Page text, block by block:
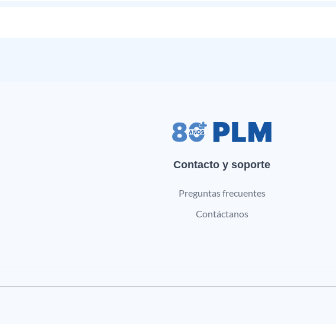
Contacto y soporte
Preguntas frecuentes
Contáctanos